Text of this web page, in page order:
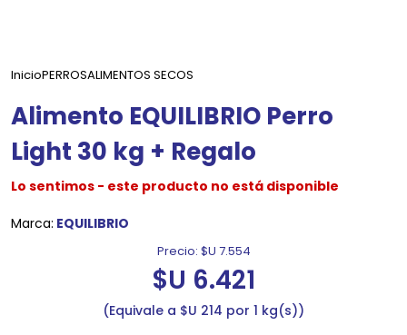
InicioPERROSALIMENTOS SECOS
Alimento EQUILIBRIO Perro
Light 30 kg + Regalo
Lo sentimos - este producto no está disponible
Marca: EQUILIBRIO
Precio: $U 7.554
$U 6.421
Equivale a $U 214 por 1 kg(s)